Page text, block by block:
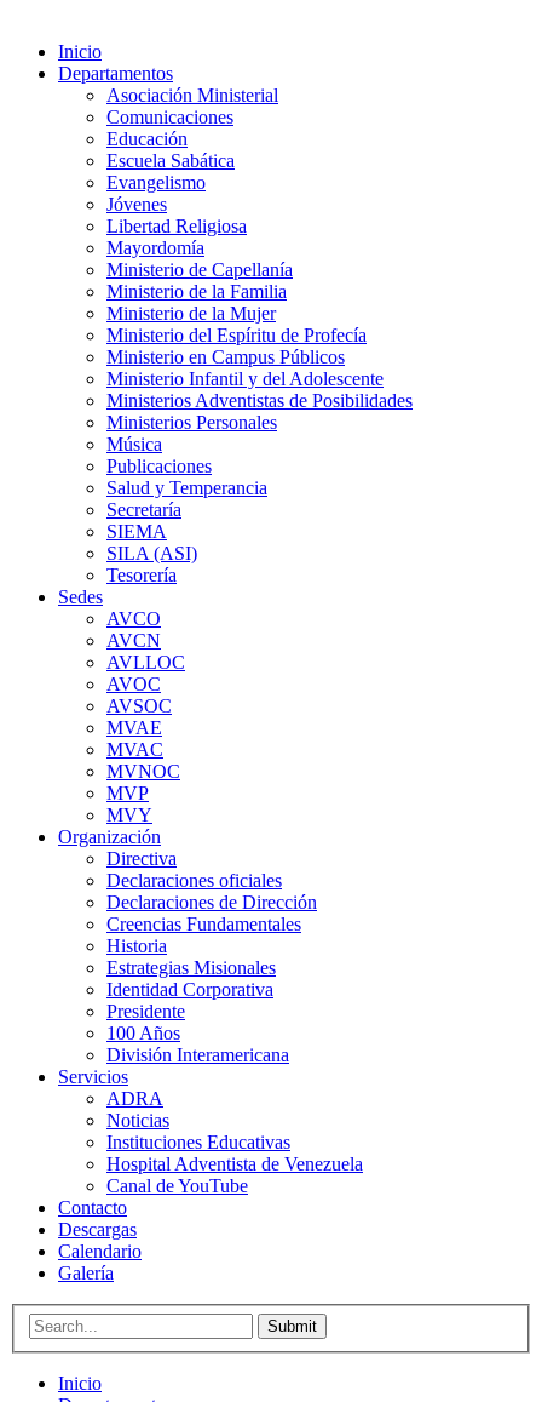
Inicio
Departamentos
Asociación Ministerial
Comunicaciones
Educación
Escuela Sabática
Evangelismo
Jóvenes
Libertad Religiosa
Mayordomía
Ministerio de Capellanía
Ministerio de la Familia
Ministerio de la Mujer
Ministerio del Espíritu de Profecía
Ministerio en Campus Públicos
Ministerio Infantil y del Adolescente
Ministerios Adventistas de Posibilidades
Ministerios Personales
Música
Publicaciones
Salud y Temperancia
Secretaría
SIEMA
SILA (ASI)
Tesorería
Sedes
AVCO
AVCN
AVLLOC
AVOC
AVSOC
MVAE
MVAC
MVNOC
MVP
MVY
Organización
Directiva
Declaraciones oficiales
Declaraciones de Dirección
Creencias Fundamentales
Historia
Estrategias Misionales
Identidad Corporativa
Presidente
100 Años
División Interamericana
Servicios
ADRA
Noticias
Instituciones Educativas
Hospital Adventista de Venezuela
Canal de YouTube
Contacto
Descargas
Calendario
Galería
Submit
Inicio